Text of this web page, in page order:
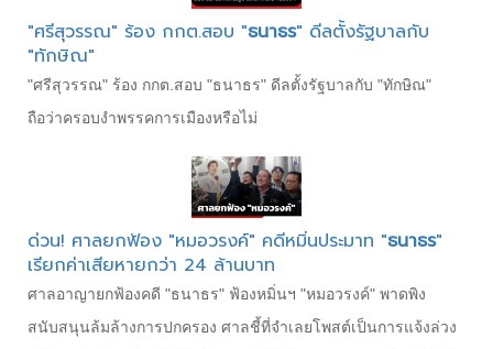
"ศรีสุวรรณ" ร้อง กกต.สอบ "ธนาธร" ดีลตั้งรัฐบาลกับ
"ทักษิณ"
"ศรีสุวรรณ" ร้อง กกต.สอบ "ธนาธร" ดีลตั้งรัฐบาลกับ "ทักษิณ"
ถือว่าครอบงำพรรคการเมืองหรือไม่
ด่วน! ศาลยกฟ้อง "หมอวรงค์" คดีหมิ่นประมาท "ธนาธร"
เรียกค่าเสียหายกว่า 24 ล้านบาท
ศาลอาญายกฟ้องคดี "ธนาธร" ฟ้องหมิ่นฯ "หมอวรงค์" พาดพิง
สนับสนุนล้มล้างการปกครอง ศาลชี้ที่จำเลยโพสต์เป็นการแจ้งล่วง